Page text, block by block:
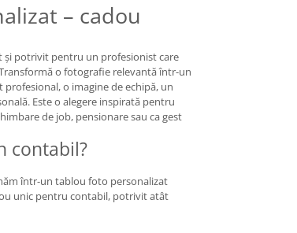
– cadou
și potrivit pentru un profesionist care
o fotografie relevantă într-un
o imagine de echipă, un
Este o alegere inspirată pentru
de job, pensionare sau ca gest
contabil?
într-un tablou foto personalizat
unic pentru contabil, potrivit atât